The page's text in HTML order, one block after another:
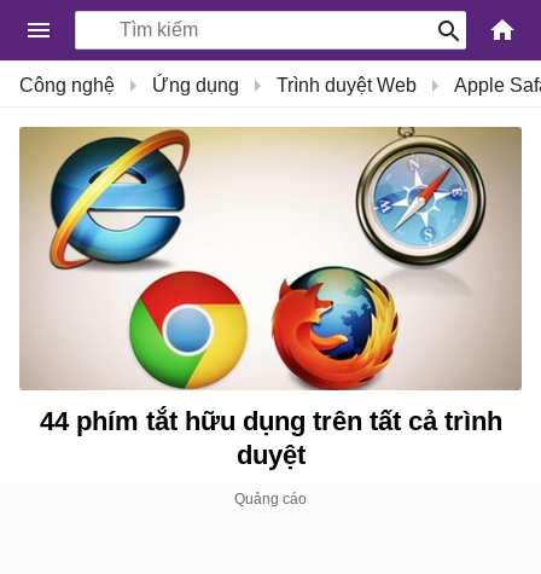
-
Thức
Công nghệ Ứng dụng Trình duyệt Web Apple
44 phím tắt hữu dụng trên tất cả trình
duyệt